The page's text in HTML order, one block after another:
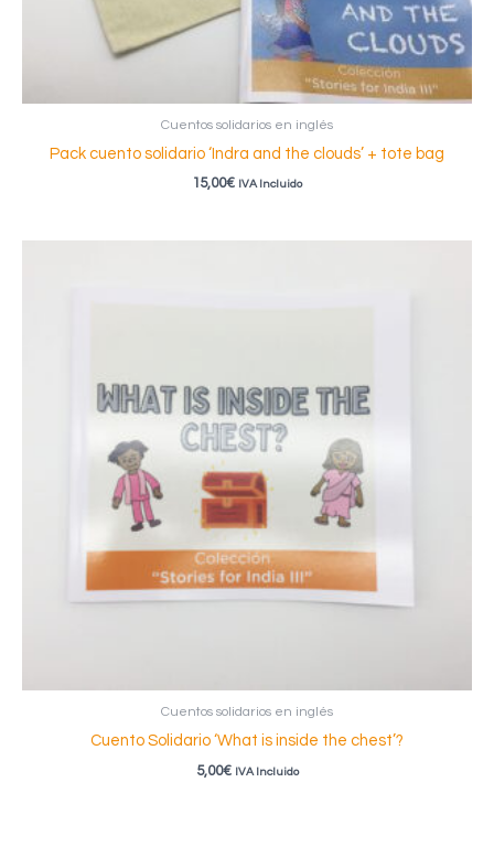
Cuentos solidarios en inglés
Pack cuento solidario ‘Indra and the clouds’ + tote bag
15,00€ IVA Incluido
Cuentos solidarios en inglés
Cuento Solidario ‘What is inside the chest’?
5,00€ IVA Incluido